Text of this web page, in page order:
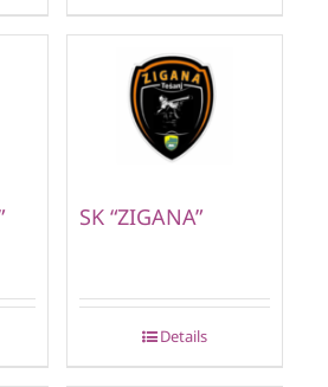
SK “ZIGANA”
Details